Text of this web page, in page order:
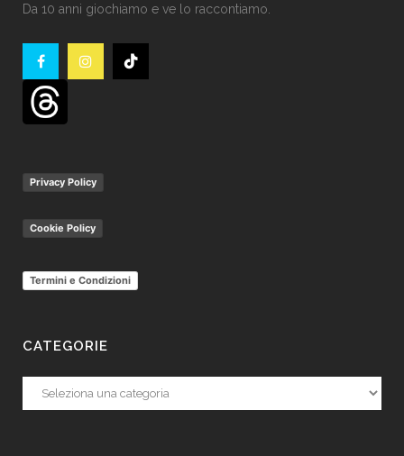
Da 10 anni giochiamo e ve lo raccontiamo.
Privacy Policy
Cookie Policy
Termini e Condizioni
CATEGORIE
Categorie